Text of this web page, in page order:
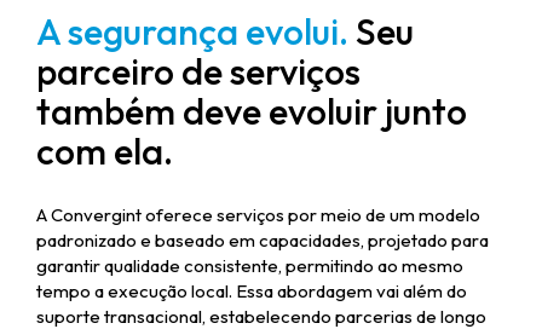
A segurança evolui. Seu
parceiro de serviços
também deve evoluir junto
com ela.
A Convergint oferece serviços por meio de um modelo
padronizado e baseado em capacidades, projetado para
garantir qualidade consistente, permitindo ao mesmo
tempo a execução local. Essa abordagem vai além do
suporte transacional, estabelecendo parcerias de longo